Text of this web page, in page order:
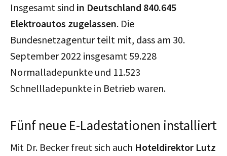
Insgesamt sind in Deutschland 840.645
Elektroautos zugelassen. Die
Bundesnetzagentur teilt mit, dass am 30.
September 2022 insgesamt 59.228
Normalladepunkte und 11.523
Schnellladepunkte in Betrieb waren.
Fünf neue E-Ladestationen installiert
Mit Dr. Becker freut sich auch Hoteldirektor Lutz